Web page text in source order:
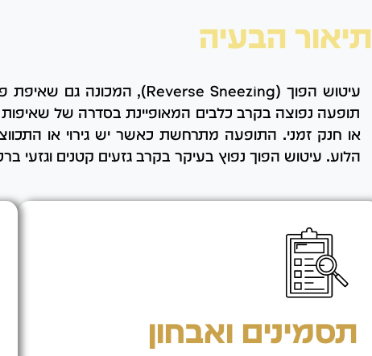
תיאור הבעיה
תופעה נפוצה בקרב כלבים המאופיינת בסדרה של
או חנק זמני. התופעה מתרחשת כאשר יש גירוי או
הלוע. עיטוש הפוך נפוץ בעיקר בקרב גזעים קטנים וגזעי
תסמינים ואבחון